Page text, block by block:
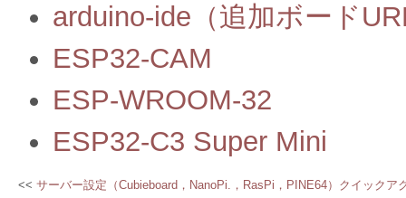
arduino-ide（追加ボード
ESP32-CAM
ESP-WROOM-32
ESP32-C3 Super Mini
サーバー設定（Cubieboard，NanoPi.，RasPi，PINE64）クイックア